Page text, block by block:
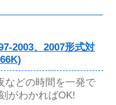
2003、2007形式対
などの時間を一発で
がわかればOK!